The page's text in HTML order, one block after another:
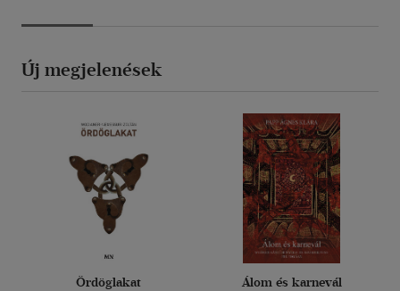
Új megjelenések
Ördöglakat Álom és karnevál